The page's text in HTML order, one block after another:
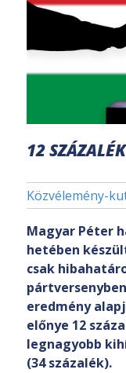
12
Közvélemény-
Magyar Péter
hetében
csak
eredmény
előnye 12
legnagyobb
(34 százalék).